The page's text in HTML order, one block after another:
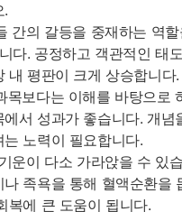
.
간의 갈등을 중재하는 역
다. 공정하고 객관적인 태
내 평판이 크게 상승합니다.
목보다는 이해를 바탕으로
에서 성과가 좋습니다. 개념
노력이 필요합니다.
운이 다소 가라앉을 수 있
나 족욕을 통해 혈액순환을
복에 큰 도움이 됩니다.